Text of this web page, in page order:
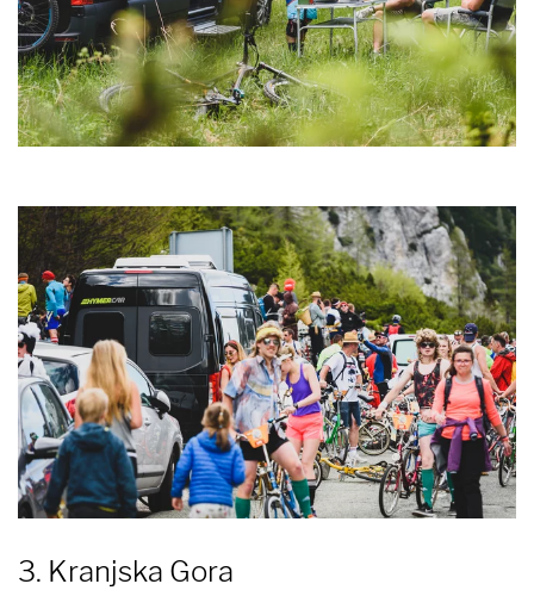
3. Kranjska Gora